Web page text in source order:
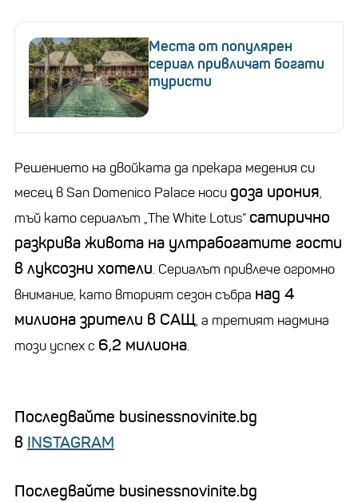
Места от популярен
сериал привличат богати
туристи
Решението на двойката да прекара медения си
месец в San Domenico Palace носи доза ирония,
тъй като сериалът „The White Lotus“сатирично
разкрива живота на ултрабогатите гости
в луксозни хотели. Сериалът привлече огромно
внимание, като вторият сезон събра над 4
милиона зрители в САЩ, а третият надмина
този успех с 6,2 милиона.
Последвайте businessnovinite.bg
в INSTAGRAM
Последвайте businessnovinite.bg